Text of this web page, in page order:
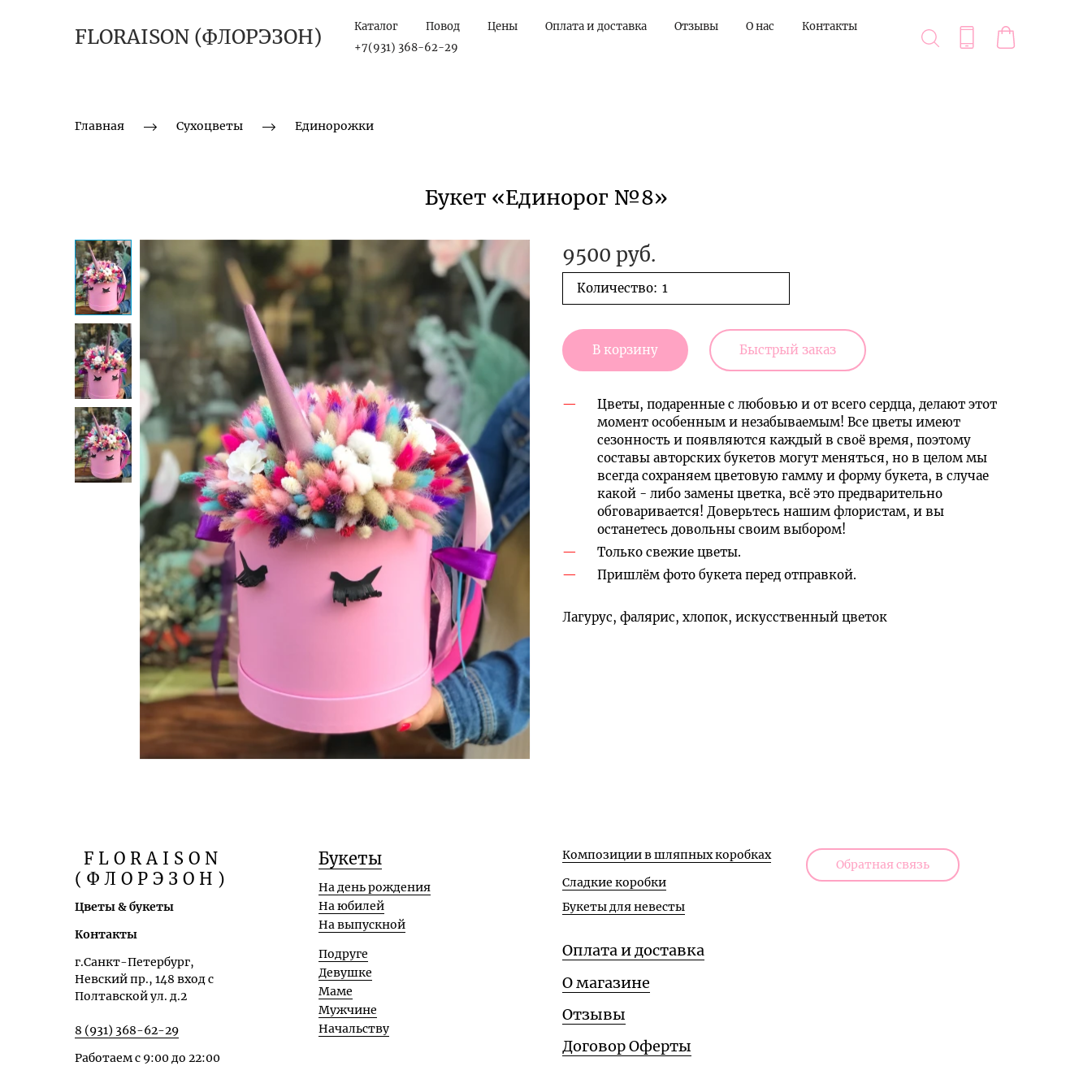
FLORAISON (ФЛОРЭЗОН) Каталог Повод Цены Оплата и доставка Отзывы О нас
Контакты
+7(931) 368-62-29
Главная Сухоцветы Единорожки
Букет «Единорог №8»
9500 руб.
Количество:
В корзину Быстрый заказ
Цветы, подаренные с любовью и от всего сердца, делают этот
момент особенным и незабываемым! Все цветы имеют
сезонность и появляются каждый в своё время, поэтому
составы авторских букетов могут меняться, но в целом мы
всегда сохраняем цветовую гамму и форму букета, в случае
какой - либо замены цветка, всё это предварительно
обговаривается! Доверьтесь нашим флористам, и вы
останетесь довольны своим выбором!
Только свежие цветы.
Пришлём фото букета перед отправкой.
Лагурус, фалярис, хлопок, искусственный цветок
FLORAISON
(ФЛОРЭЗОН)
Цветы & букеты
Контакты
г.Санкт-Петербург,
Невский пр., 148 вход с
Полтавской ул. д.2
8 (931) 368-62-29
Работаем с 9:00 до 22:00
Букеты
На день рождения
На юбилей
На выпускной
Подруге
Девушке
Маме
Мужчине
Начальству
Композиции в шляпных коробках
Сладкие коробки
Букеты для невесты
Оплата и доставка
О магазине
Отзывы
Договор Оферты
Обратная связь